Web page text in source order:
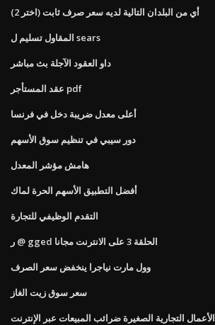
أي من البلدان التالية لديه سعر صرف ثابت (اختر 2)
المقاول تسليم ل sears
داو العقود الآجلة بث مباشر
عقد المستأجر pdf
أعلى معدل ضريبة دخل في فرنسا
دور سيبي في تنظيم سوق الأسهم
هامش مؤشر المعدل
أفضل التطبيق الأسهم الحرة لماك
التقدم الوظيفي للتجارة
ر @ gged الحلقة 3 على الانترنت مجانا
وول مارت نياجرا ينخفض ​​سعر الصرف
سعر سوق زيت الغاز
الأعمال التجارية الصغيرة ضرائب المبيعات عبر الإنترنت